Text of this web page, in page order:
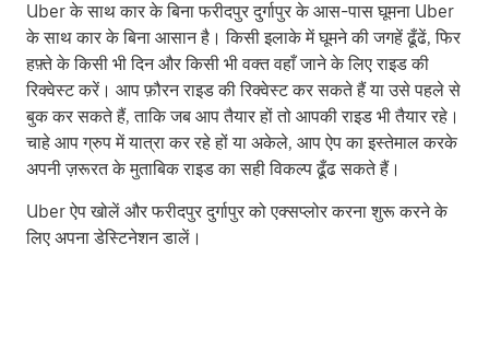
Uber के साथ कार के बिना फरीदपुर दुर्गापुर के आस-पास घूमना Uber
के साथ कार के बिना आसान है। किसी इलाके में घूमने की जगहें ढूँढें, फिर
हफ़्ते के किसी भी दिन और किसी भी वक्त वहाँ जाने के लिए राइड की
रिक्वेस्ट करें। आप फ़ौरन राइड की रिक्वेस्ट कर सकते हैं या उसे पहले से
बुक कर सकते हैं, ताकि जब आप तैयार हों तो आपकी राइड भी तैयार रहे।
चाहे आप ग्रुप में यात्रा कर रहे हों या अकेले, आप ऐप का इस्तेमाल करके
अपनी ज़रूरत के मुताबिक राइड का सही विकल्प ढूँढ सकते हैं।
Uber ऐप खोलें और फरीदपुर दुर्गापुर को एक्सप्लोर करना शुरू करने के
लिए अपना डेस्टिनेशन डालें।